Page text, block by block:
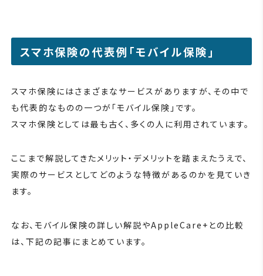
スマホ保険の代表例「モバイル保険」
スマホ保険にはさまざまなサービスがありますが、その中で
も代表的なものの一つが「モバイル保険」です。
スマホ保険としては最も古く、多くの人に利用されています。
ここまで解説してきたメリット・デメリットを踏まえたうえで、
実際のサービスとしてどのような特徴があるのかを見ていき
ます。
なお、モバイル保険の詳しい解説やAppleCare+との比較
は、下記の記事にまとめています。